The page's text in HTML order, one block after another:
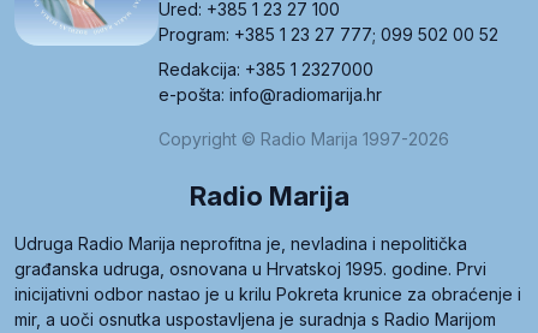
Ured: +385 1 23 27 100
Program: +385 1 23 27 777; 099 502 00 52
Redakcija: +385 1 2327000
e-pošta: info@radiomarija.hr
Copyright © Radio Marija 1997-2026
Radio Marija
Udruga Radio Marija neprofitna je, nevladina i nepolitička
građanska udruga, osnovana u Hrvatskoj 1995. godine. Prvi
inicijativni odbor nastao je u krilu Pokreta krunice za obraćenje i
mir, a uoči osnutka uspostavljena je suradnja s Radio Marijom